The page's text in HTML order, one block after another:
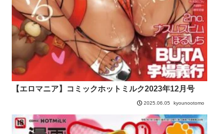
【エロマニア】コミックホットミルク2023年12月号
2025.06.05 kyounootomo